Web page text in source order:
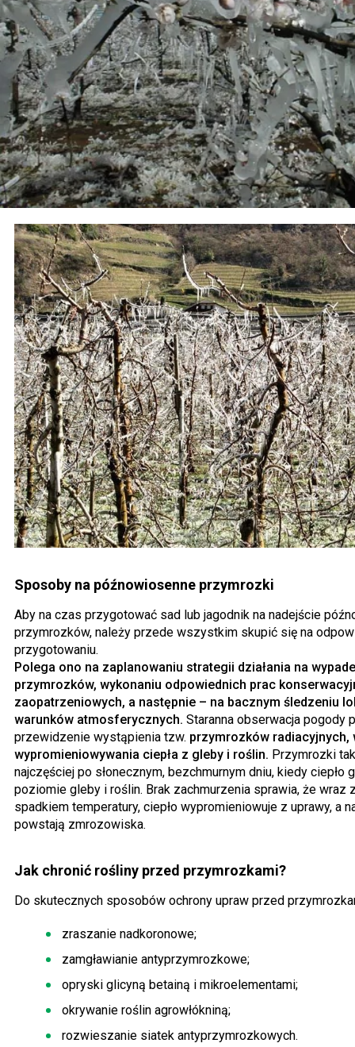
Sposoby na późnowiosenne przymrozki
Aby na czas przygotować sad lub jagodnik na nadejście
przymrozków, należy przede wszystkim skupić się na
przygotowaniu.
Polega ono na zaplanowaniu strategii działania na
przymrozków, wykonaniu odpowiednich prac
zaopatrzeniowych, a następnie – na bacznym śledzeniu
warunków atmosferycznych. Staranna obserwacja pogody
przewidzenie wystąpienia tzw. przymrozków radiacyjnych,
wypromieniowywania ciepła z gleby i roślin. Przymrozki
najczęściej po słonecznym, bezchmurnym dniu, kiedy ciepło
poziomie gleby i roślin. Brak zachmurzenia sprawia, że wraz
spadkiem temperatury, ciepło wypromieniowuje z uprawy, a
powstają zmrozowiska.
Jak chronić rośliny przed przymrozkami?
Do skutecznych sposobów ochrony upraw przed
zraszanie nadkoronowe;
zamgławianie antyprzymrozkowe;
opryski glicyną betainą i mikroelementami;
okrywanie roślin agrowłókniną;
rozwieszanie siatek antyprzymrozkowych.